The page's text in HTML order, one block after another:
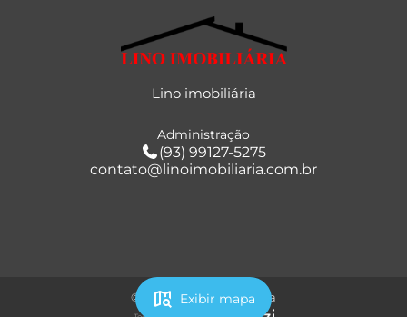
map_search Exibir mapa
Lino imobiliária
Administração
(93) 99127-5275
contato@linoimobiliaria.com.br
© 2026 - Lino imobiliária